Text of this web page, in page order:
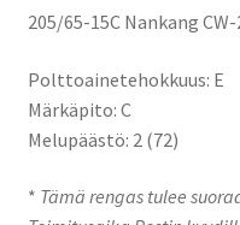
205/65-15C Nankang
Polttoainetehokkuus: E
Märkäpito: C
Melupäästö: 2 (72)
* Tämä rengas tulee